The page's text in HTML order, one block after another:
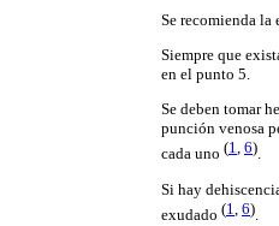
Se recomienda
Siempre que
en el punto 5.
Se deben tomar
punción venosa
cada uno (1, 6).
Si hay
exudado (1, 6).